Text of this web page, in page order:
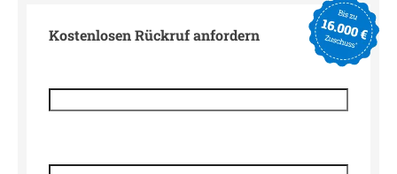
Kostenlosen Rückruf anfordern